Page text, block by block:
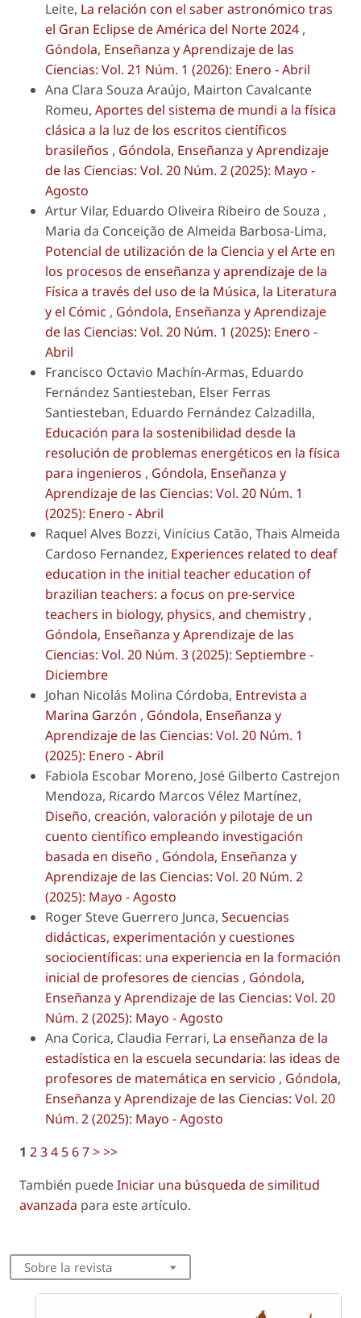
Leite, La relación con el saber astronómico tras
el Gran Eclipse de América del Norte 2024 ,
Góndola, Enseñanza y Aprendizaje de las
Ciencias: Vol. 21 Núm. 1 (2026): Enero - Abril
Ana Clara Souza Araújo, Mairton Cavalcante
Romeu, Aportes del sistema de mundi a la física
clásica a la luz de los escritos científicos
brasileños , Góndola, Enseñanza y Aprendizaje
de las Ciencias: Vol. 20 Núm. 2 (2025): Mayo -
Agosto
Artur Vilar, Eduardo Oliveira Ribeiro de Souza ,
Maria da Conceição de Almeida Barbosa-Lima,
Potencial de utilización de la Ciencia y el Arte en
los procesos de enseñanza y aprendizaje de la
Física a través del uso de la Música, la Literatura
y el Cómic , Góndola, Enseñanza y Aprendizaje
de las Ciencias: Vol. 20 Núm. 1 (2025): Enero -
Abril
Francisco Octavio Machín-Armas, Eduardo
Fernández Santiesteban, Elser Ferras
Santiesteban, Eduardo Fernández Calzadilla,
Educación para la sostenibilidad desde la
resolución de problemas energéticos en la física
para ingenieros , Góndola, Enseñanza y
Aprendizaje de las Ciencias: Vol. 20 Núm. 1
(2025): Enero - Abril
Raquel Alves Bozzi, Vinícius Catão, Thais Almeida
Cardoso Fernandez, Experiences related to deaf
education in the initial teacher education of
brazilian teachers: a focus on pre-service
teachers in biology, physics, and chemistry ,
Góndola, Enseñanza y Aprendizaje de las
Ciencias: Vol. 20 Núm. 3 (2025): Septiembre -
Diciembre
Johan Nicolás Molina Córdoba, Entrevista a
Marina Garzón , Góndola, Enseñanza y
Aprendizaje de las Ciencias: Vol. 20 Núm. 1
(2025): Enero - Abril
Fabiola Escobar Moreno, José Gilberto Castrejon
Mendoza, Ricardo Marcos Vélez Martínez,
Diseño, creación, valoración y pilotaje de un
cuento científico empleando investigación
basada en diseño , Góndola, Enseñanza y
Aprendizaje de las Ciencias: Vol. 20 Núm. 2
(2025): Mayo - Agosto
Roger Steve Guerrero Junca, Secuencias
didácticas, experimentación y cuestiones
sociocientíficas: una experiencia en la formación
inicial de profesores de ciencias , Góndola,
Enseñanza y Aprendizaje de las Ciencias: Vol. 20
Núm. 2 (2025): Mayo - Agosto
Ana Corica, Claudia Ferrari, La enseñanza de la
estadística en la escuela secundaria: las ideas de
profesores de matemática en servicio , Góndola,
Enseñanza y Aprendizaje de las Ciencias: Vol. 20
Núm. 2 (2025): Mayo - Agosto
1 234 567>>>
También puedeIniciar una búsqueda de similitud
avanzada para este artículo.
Sobre la revista